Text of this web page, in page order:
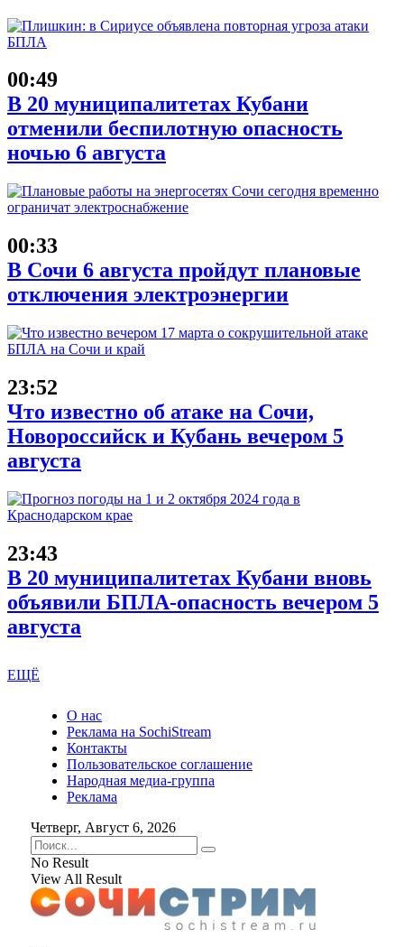
00:49
В 20 муниципалитетах Кубани
отменили беспилотную опасность
ночью 6 августа
00:33
В Сочи 6 августа пройдут плановые
отключения электроэнергии
23:52
Что известно об атаке на Сочи,
Новороссийск и Кубань вечером 5
августа
23:43
В 20 муниципалитетах Кубани вновь
объявили БПЛА-опасность вечером 5
августа
ЕЩЁ
О нас
Реклама на SochiStream
Контакты
Пользовательское соглашение
Народная медиа-группа
Реклама
Четверг, Август 6, 2026
No Result
View All Result